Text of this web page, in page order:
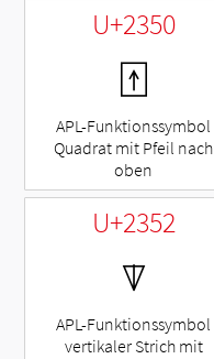
U+2350
⍐
APL-Funktionssymbol
Quadrat mit Pfeil nach
oben
U+2352
⍒
APL-Funktionssymbol
vertikaler Strich mit